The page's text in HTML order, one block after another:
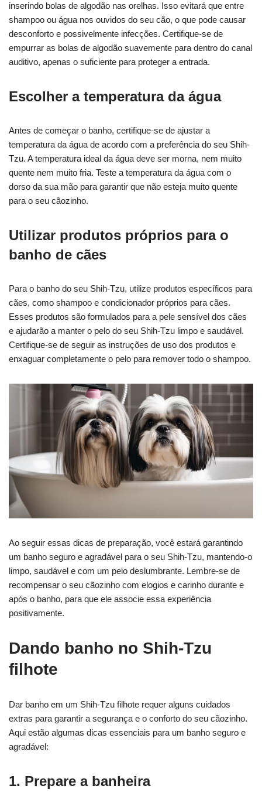
inserindo bolas de algodão nas orelhas. Isso evitará que entre
shampoo ou água nos ouvidos do seu cão, o que pode causar
desconforto e possivelmente infecções. Certifique-se de
empurrar as bolas de algodão suavemente para dentro do canal
auditivo, apenas o suficiente para proteger a entrada.
Escolher a temperatura da água
Antes de começar o banho, certifique-se de ajustar a
temperatura da água de acordo com a preferência do seu Shih-
Tzu. A temperatura ideal da água deve ser morna, nem muito
quente nem muito fria. Teste a temperatura da água com o
dorso da sua mão para garantir que não esteja muito quente
para o seu cãozinho.
Utilizar produtos próprios para o
banho de cães
Para o banho do seu Shih-Tzu, utilize produtos específicos para
cães, como shampoo e condicionador próprios para cães.
Esses produtos são formulados para a pele sensível dos cães
e ajudarão a manter o pelo do seu Shih-Tzu limpo e saudável.
Certifique-se de seguir as instruções de uso dos produtos e
enxaguar completamente o pelo para remover todo o shampoo.
Ao seguir essas dicas de preparação, você estará garantindo
um banho seguro e agradável para o seu Shih-Tzu, mantendo-o
limpo, saudável e com um pelo deslumbrante. Lembre-se de
recompensar o seu cãozinho com elogios e carinho durante e
após o banho, para que ele associe essa experiência
positivamente.
Dando banho no Shih-Tzu
filhote
Dar banho em um Shih-Tzu filhote requer alguns cuidados
extras para garantir a segurança e o conforto do seu cãozinho.
Aqui estão algumas dicas essenciais para um banho seguro e
agradável:
1. Prepare a banheira